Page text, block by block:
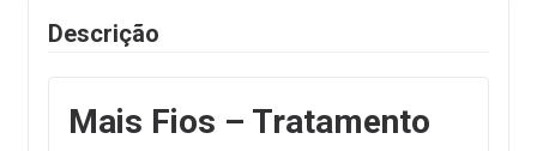
Descrição
Mais Fios – Tratamento